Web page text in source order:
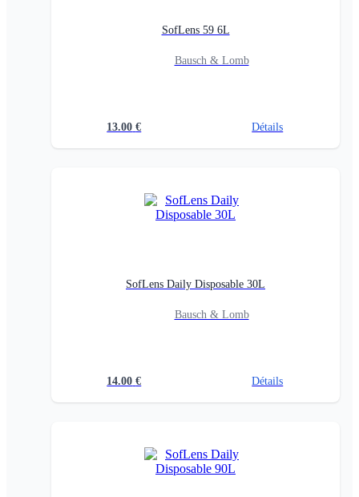
SofLens 59 6L
Bausch & Lomb
13.00 € Détails
SofLens Daily Disposable 30L
Bausch & Lomb
14.00 € Détails